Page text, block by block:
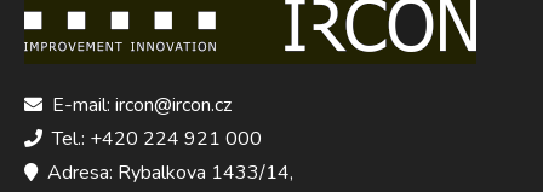
E-mail: ircon@ircon.cz
Tel.: +420 224 921 000
Adresa: Rybalkova 1433/14,